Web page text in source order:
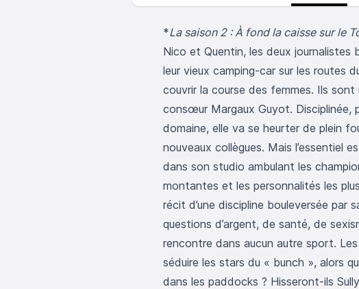
*La saison 2 : À fond la caisse sur le
Nico et Quentin, les deux journalistes
leur vieux camping-car sur les routes
couvrir la course des femmes. Ils sont
consœur Margaux Guyot. Disciplinée,
domaine, elle va se heurter de plein
nouveaux collègues. Mais l’essentiel
dans son studio ambulant les
montantes et les personnalités les
récit d’une discipline bouleversée par
questions d’argent, de santé, de
rencontre dans aucun autre sport.
séduire les stars du « bunch », alors
dans les paddocks ? Hisseront-ils